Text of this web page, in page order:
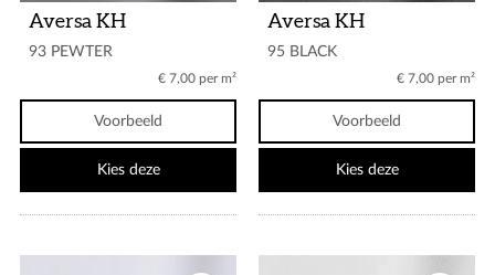
Aversa KH
93 PEWTER
€ 7,00 per m²
Voorbeeld
Kies deze
Aversa KH
95 BLACK
€ 7,00 per m²
Voorbeeld
Kies deze